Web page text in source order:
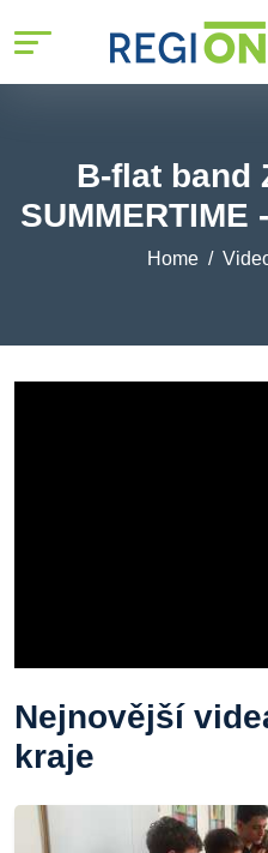
B-flat band
Home
Nejnovější
kraje